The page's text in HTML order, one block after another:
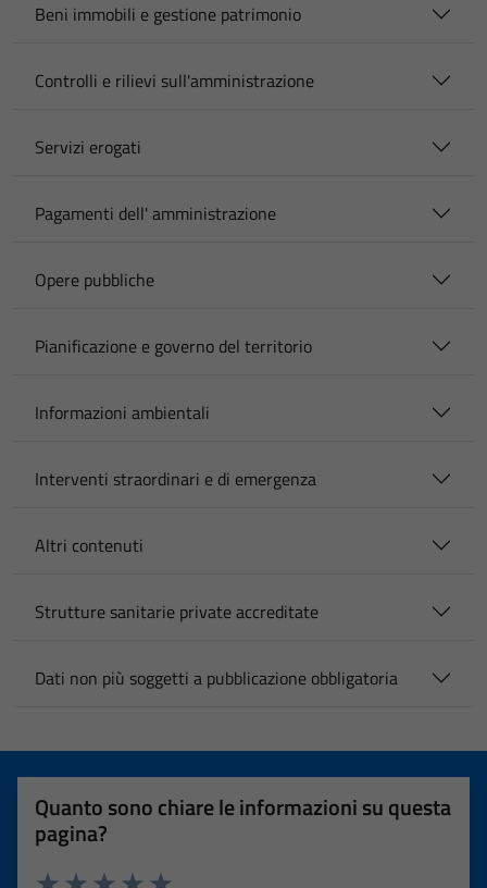
Beni immobili e gestione patrimonio
Controlli e rilievi sull'amministrazione
Servizi erogati
Pagamenti dell' amministrazione
Opere pubbliche
Pianificazione e governo del territorio
Informazioni ambientali
Interventi straordinari e di emergenza
Altri contenuti
Strutture sanitarie private accreditate
Dati non più soggetti a pubblicazione obbligatoria
Quanto sono chiare le informazioni su questa
pagina?